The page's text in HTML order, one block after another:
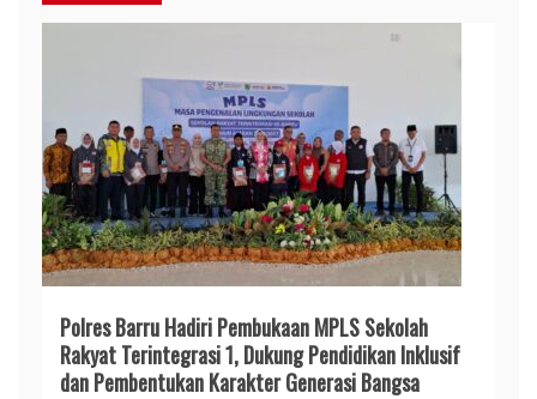
Polres Barru Hadiri Pembukaan MPLS Sekolah
Rakyat Terintegrasi 1, Dukung Pendidikan Inklusif
dan Pembentukan Karakter Generasi Bangsa